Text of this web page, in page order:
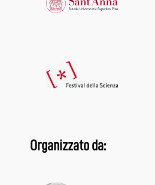
Organizzato da: